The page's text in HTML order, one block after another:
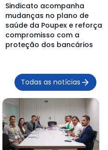
Sindicato acompanha
mudanças no plano de
saúde da Poupex e reforça
compromisso com a
proteção dos bancários
Todas as notícias